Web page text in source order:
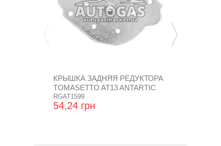
КРЫШКА ЗАДНЯЯ РЕДУКТОРА
TOMASETTO AT13 ANTARTIC
RGAT1599
54,24 грн